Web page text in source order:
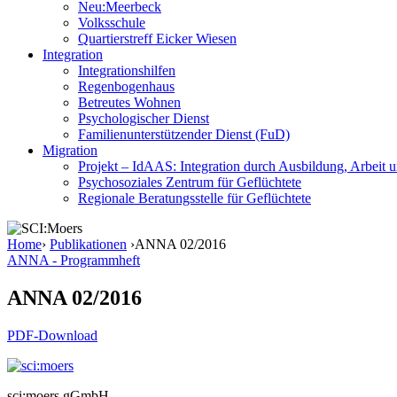
Neu:Meerbeck
Volksschule
Quartierstreff Eicker Wiesen
Integration
Integrationshilfen
Regenbogenhaus
Betreutes Wohnen
Psychologischer Dienst
Familienunterstützender Dienst (FuD)
Migration
Projekt – IdAAS: Integration durch Ausbildung, Arbeit
Psychosoziales Zentrum für Geflüchtete
Regionale Beratungsstelle für Geflüchtete
Home› Publikationen ›ANNA 02/2016
ANNA - Programmheft
ANNA 02/2016
PDF-Download